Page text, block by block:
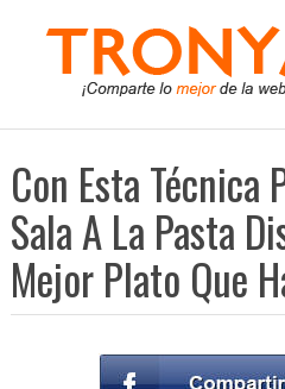
Con Esta Técnica
Sala A La Pasta
Mejor Plato Que